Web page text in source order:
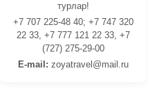
турлар!
+7 707 225-48 40; +7 747 320
22 33, +7 777 121 22 33, +7
(727) 275-29-00
E-mail: zoyatravel@mail.ru